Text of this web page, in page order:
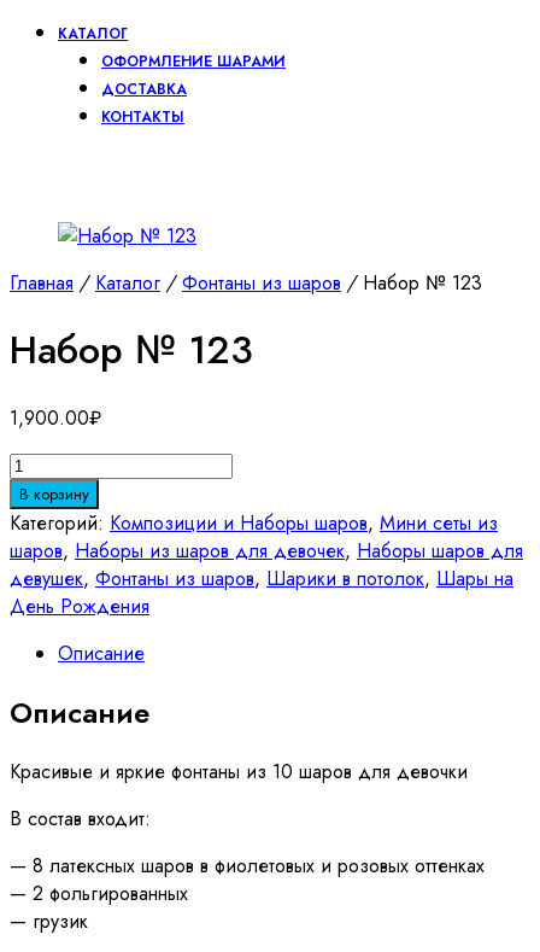
КАТАЛОГ
ОФОРМЛЕНИЕ ШАРАМИ
ДОСТАВКА
КОНТАКТЫ
Главная / Каталог / Фонтаны из шаров /Набор № 123
Набор № 123
1,900.00₽
Количество
товара
Набор
№
123
В корзину
Категорий: Композиции и Наборы шаров, Мини сеты из
шаров, Наборы из шаров для девочек, Наборы шаров для
девушек, Фонтаны из шаров, Шарики в потолок, Шары на
День Рождения
Описание
Описание
Красивые и яркие фонтаны из 10 шаров для девочки
В состав входит:
— 8 латексных шаров в фиолетовых и розовых оттенках
— 2 фольгированных
— грузик